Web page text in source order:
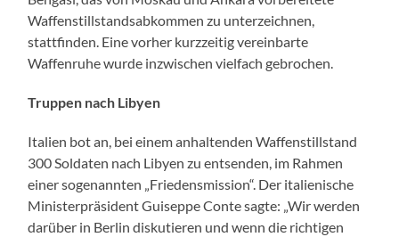
Waffenstillstandsabkommen zu unterzeichnen,
stattfinden. Eine vorher kurzzeitig vereinbarte
Waffenruhe wurde inzwischen vielfach gebrochen.
Truppen nach Libyen
Italien bot an, bei einem anhaltenden Waffenstillstand
300 Soldaten nach Libyen zu entsenden, im Rahmen
einer sogenannten „Friedensmission“. Der italienische
Ministerpräsident Guiseppe Conte sagte: „Wir werden
darüber in Berlin diskutieren und wenn die richtigen